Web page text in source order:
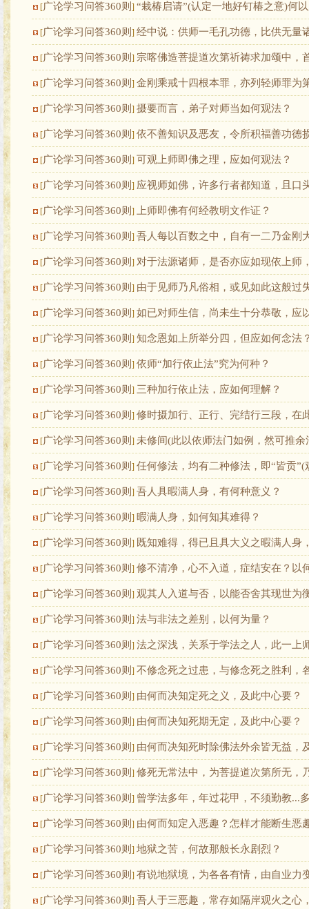
[广论学习问答360则 ] “栽椿启请”(认定一地好钉椿之意)何
[广论学习问答360则 ] 经中说：供师一毛孔功德，比供无量
[广论学习问答360则 ] 宗喀佛造菩提道次第祈祷求加颂中，
[广论学习问答360则 ] 金刚乘戒十四根本罪，亦列轻师罪为
[广论学习问答360则 ] 摄要而言，弟子对师当如何观法？
[广论学习问答360则 ] 依不善知识及恶友，令所积福善功
[广论学习问答360则 ] 可观上师即佛之理，应如何观法？
[广论学习问答360则 ] 应视师如佛，许多行者都知道，且
[广论学习问答360则 ] 上师即佛有何经教明文作证？
[广论学习问答360则 ] 吾人每以百数之中，自有一二乃金
[广论学习问答360则 ] 对于法源诸师，是否亦应如现依上师
[广论学习问答360则 ] 由于见师乃凡俗相，或见如此这般过
[广论学习问答360则 ] 如已对师生信，尚未生十分恭敬，应
[广论学习问答360则 ] 知念恩如上所举分四，但应如何念法
[广论学习问答360则 ] 依师“加行依止法”究为何种？
[广论学习问答360则 ] 三种加行依止法，应如何理解？
[广论学习问答360则 ] 修时摄加行、正行、完结行三段，
[广论学习问答360则 ] 未修间(此以依师法门如例，然可推
[广论学习问答360则 ] 任何修法，均有二种修法，即“皆贡
[广论学习问答360则 ] 吾人具暇满人身，有何种意义？
[广论学习问答360则 ] 暇满人身，如何知其难得？
[广论学习问答360则 ] 既知难得，得已且具大义之暇满人身
[广论学习问答360则 ] 修不清净，心不入道，症结安在？以
[广论学习问答360则 ] 观其人入道与否，以能否舍其现世
[广论学习问答360则 ] 法与非法之差别，以何为量？
[广论学习问答360则 ] 法之深浅，关系于学法之人，此一上
[广论学习问答360则 ] 不修念死之过患，与修念死之胜利，
[广论学习问答360则 ] 由何而决知定死之义，及此中心要？
[广论学习问答360则 ] 由何而决知死期无定，及此中心要？
[广论学习问答360则 ] 由何而决知死时除佛法外余皆无益，
[广论学习问答360则 ] 修死无常法中，为菩提道次第所无
[广论学习问答360则 ] 曾学法多年，年过花甲，不须勤教...
[广论学习问答360则 ] 由何而知定入恶趣？怎样才能断生恶
[广论学习问答360则 ] 地狱之苦，何故那般长永剧烈？
[广论学习问答360则 ] 有说地狱境，为各各有情，由自业力
[广论学习问答360则 ] 吾人于三恶趣，常存如隔岸观火之心